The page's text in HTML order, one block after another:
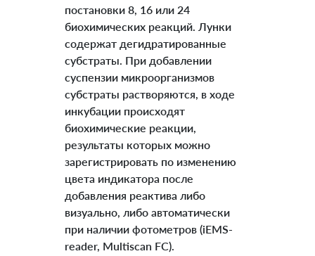
постановки 8, 16 или 24
биохимических реакций. Лунки
содержат дегидратированные
субстраты. При добавлении
суспензии микроорганизмов
субстраты растворяются, в ходе
инкубации происходят
биохимические реакции,
результаты которых можно
зарегистрировать по изменению
цвета индикатора после
добавления реактива либо
визуально, либо автоматически
при наличии фотометров (iEMS-
reader, Multiscan FC).